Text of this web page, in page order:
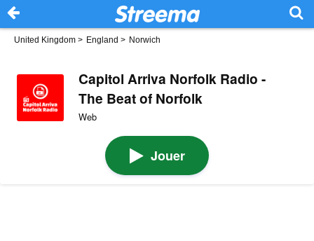
United Kingdom > England > Norwich
Capitol Arriva Norfolk Radio -
The Beat of Norfolk
Web
Jouer